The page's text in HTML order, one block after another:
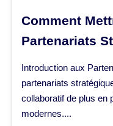
Comment
Partenariats
Introduction aux
partenariats
collaboratif de plus en
modernes....